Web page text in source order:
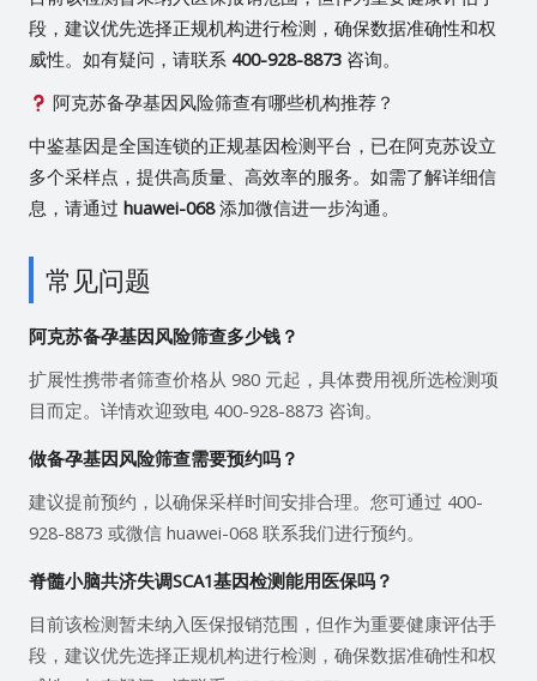
段，建议优先选择正规机构进行检测，确保数据准确性和权
威性。如有疑问，请联系 400-928-8873咨询。
阿克苏备孕基因风险筛查有哪些机构推荐？
中鉴基因是全国连锁的正规基因检测平台，已在阿克苏设立
多个采样点，提供高质量、高效率的服务。如需了解详细信
息，请通过 huawei-068添加微信进一步沟通。
常见问题
阿克苏备孕基因风险筛查多少钱？
扩展性携带者筛查价格从 980 元起，具体费用视所选检测项
目而定。详情欢迎致电 400-928-8873 咨询。
做备孕基因风险筛查需要预约吗？
建议提前预约，以确保采样时间安排合理。您可通过 400-
928-8873 或微信 huawei-068 联系我们进行预约。
脊髓小脑共济失调SCA1基因检测能用医保吗？
目前该检测暂未纳入医保报销范围，但作为重要健康评估手
段，建议优先选择正规机构进行检测，确保数据准确性和权